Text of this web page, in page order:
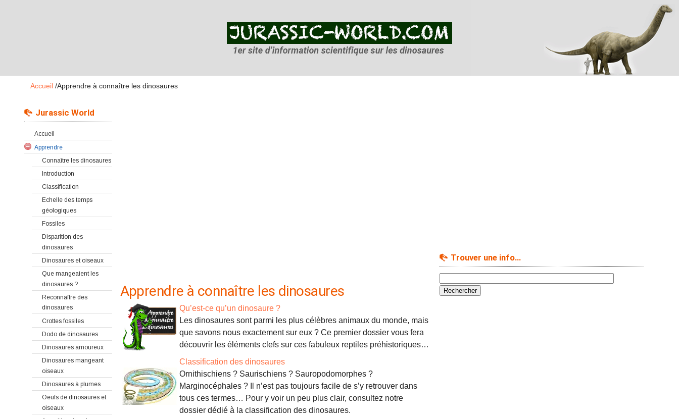
Accueil /Apprendre à connaître les dinosaures
Jurassic World
Accueil
Apprendre
Connaître les dinosaures
Introduction
Classification
Echelle des temps
géologiques
Fossiles
Disparition des
dinosaures
Dinosaures et oiseaux
Que mangeaient les
dinosaures ?
Reconnaître des
dinosaures
Crottes fossiles
Dodo de dinosaures
Dinosaures amoureux
Dinosaures mangeant
oiseaux
Dinosaures à plumes
Oeufs de dinosaures et
oiseaux
Apprendre à connaître les dinosaures
Qu’est-ce qu’un dinosaure ?
Les dinosaures sont parmi les plus célèbres animaux du monde, mais
que savons nous exactement sur eux ? Ce premier dossier vous fera
découvrir les éléments clefs sur ces fabuleux reptiles préhistoriques…
Classification des dinosaures
Ornithischiens ? Saurischiens ? Sauropodomorphes ?
Marginocéphales ? Il n’est pas toujours facile de s’y retrouver dans
tous ces termes… Pour y voir un peu plus clair, consultez notre
dossier dédié à la classification des dinosaures.
Trouver une info…